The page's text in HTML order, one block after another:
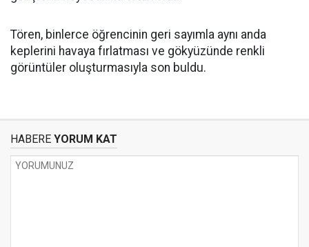
Tören, binlerce öğrencinin geri sayımla aynı anda
keplerini havaya fırlatması ve gökyüzünde renkli
görüntüler oluşturmasıyla son buldu.
HABERE YORUM KAT